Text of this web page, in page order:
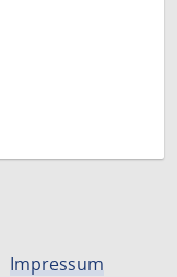
Impressum